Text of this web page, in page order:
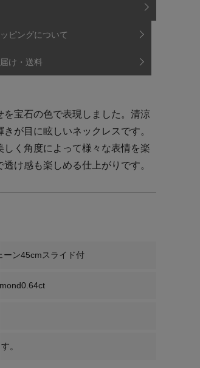
ピングについて
け・送料
宝石の色で表現しました。清涼
が目に眩しいネックレスです。
く角度によって様々な表情を楽
け感も楽しめる仕上がりです。
ーン45cmスライド付
。